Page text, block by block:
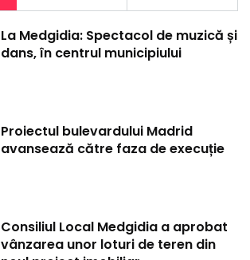
La Medgidia: Spectacol de muzică și
dans, în centrul municipiului
Proiectul bulevardului Madrid
avansează către faza de execuție
Consiliul Local Medgidia a aprobat
vânzarea unor loturi de teren din